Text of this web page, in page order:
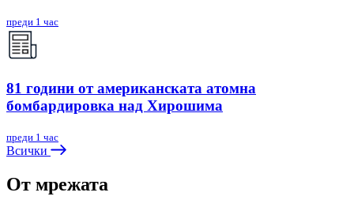
преди 1 час
81 години от американската атомна
бомбардировка над Хирошима
преди 1 час
Всички
От мрежата